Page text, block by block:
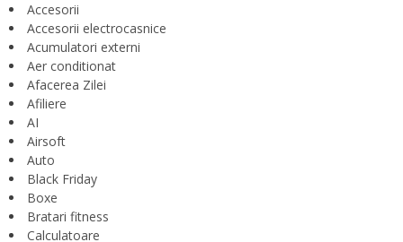
Accesorii
Accesorii electrocasnice
Acumulatori externi
Aer conditionat
Afacerea Zilei
Afiliere
AI
Airsoft
Auto
Black Friday
Boxe
Bratari fitness
Calculatoare